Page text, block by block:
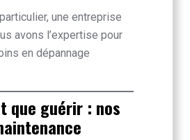
une entreprise
avons l’expertise pour
en dépannage
que guérir : nos